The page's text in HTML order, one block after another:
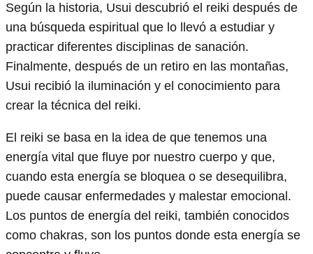
Según la historia, Usui descubrió el reiki después de
una búsqueda espiritual que lo llevó a estudiar y
practicar diferentes disciplinas de sanación.
Finalmente, después de un retiro en las montañas,
Usui recibió la iluminación y el conocimiento para
crear la técnica del reiki.
El reiki se basa en la idea de que tenemos una
energía vital que fluye por nuestro cuerpo y que,
cuando esta energía se bloquea o se desequilibra,
puede causar enfermedades y malestar emocional.
Los puntos de energía del reiki, también conocidos
como chakras, son los puntos donde esta energía se